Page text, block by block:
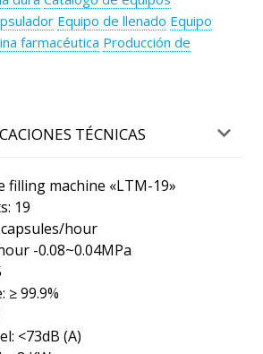
Equipo de llenado Equipo
farmacéutica Producción de
TÉCNICAS
filling machine «LTM-19»
19
capsules/hour
-0.08~0.04MPa
≥ 99.9%
<73dB (A)
y cápsulas de los
entrega.
07/08/2026 23:50
esperando una respuesta de
de transporte sobre el tiempo de
tabletas RZW-29 en Huelva.
la entrega se realizará mañana
14:30 a Huelva . Por favor, tenga
motores. El peso del equipo es